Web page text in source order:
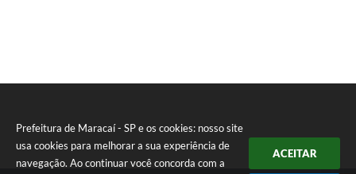
Prefeitura de Maracaí - SP e os cookies: nosso site
usa cookies para melhorar a sua experiência de
navegação. Ao continuar você concorda com a
ACEITAR